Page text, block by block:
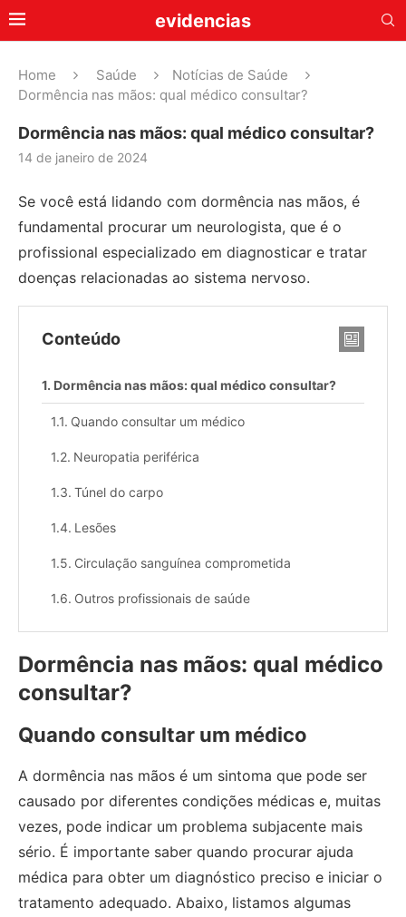
evidencias
Home Saúde
Notícias de Saúde
Dormência nas mãos: qual médico consultar?
Dormência nas mãos: qual médico consultar?
14 de janeiro de 2024
Se você está lidando com dormência nas mãos, é
fundamental procurar um neurologista, que é o
profissional especializado em diagnosticar e tratar
doenças relacionadas ao sistema nervoso.
Conteúdo
Dormência nas mãos: qual médico consultar?
Quando consultar um médico
Neuropatia periférica
Túnel do carpo
Lesões
Circulação sanguínea comprometida
Outros profissionais de saúde
Dormência nas mãos: qual médico
consultar?
Quando consultar um médico
A dormência nas mãos é um sintoma que pode ser
causado por diferentes condições médicas e, muitas
vezes, pode indicar um problema subjacente mais
sério. É importante saber quando procurar ajuda
médica para obter um diagnóstico preciso e iniciar o
tratamento adequado. Abaixo, listamos algumas